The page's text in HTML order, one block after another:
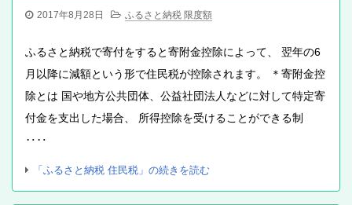
2017年8月28日 ふるさと納税 限度額
ふるさと納税で寄付をすると寄附金控除によって、 翌年の6
月以降に減額という形で住民税が控除されます。 ＊寄附金控
除とは 国や地方公共団体、公益社団法人などに対して特定寄
付金を支出した場合、 所得控除を受けることができる制
‥‥
「ふるさと納税 住民税」の続きを読む